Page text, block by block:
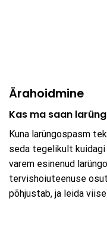
Ärahoidmine
Kas ma saan
Kuna larüngospasm
seda tegelikult
varem esinenud
tervishoiuteenuse
põhjustab, ja leida